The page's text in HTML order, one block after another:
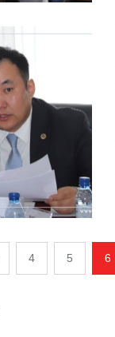
4 5 6